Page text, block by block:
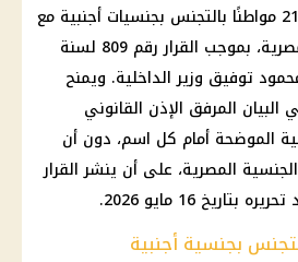
سمحت وزارة الداخلية لـ21 مواطنًا بالتجنس بجنسيات أجنبية مع
احتفاظهم بالجنسية المصرية، بموجب القرار رقم 809 لسنة
محمود توفيق وزير الداخلية. ويمنح
البيان المرفق الإذن القانوني
الموضحة أمام كل اسم، دون أن
المصرية، على أن ينشر القرار
16 مايو 2026.
بجنسية أجنبية